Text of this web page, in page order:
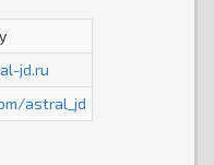
jd.ru
astral_jd